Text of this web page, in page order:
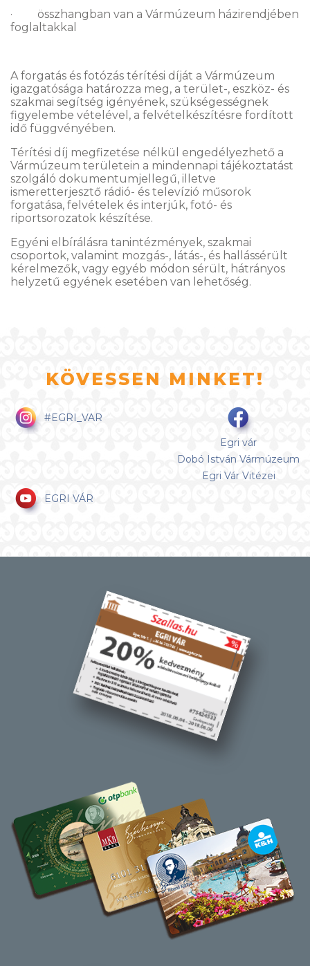
· összhangban van a Vármúzeum házirendjében
foglaltakkal
A forgatás és fotózás térítési díját a Vármúzeum
igazgatósága határozza meg, a terület-, eszköz- és
szakmai segítség igényének, szükségességnek
figyelembe vételével, a felvételkészítésre fordított
idő függvényében.
Térítési díj megfizetése nélkül engedélyezhető a
Vármúzeum területein a mindennapi tájékoztatást
szolgáló dokumentumjellegű, illetve
ismeretterjesztő rádió- és televízió műsorok
forgatása, felvételek és interjúk, fotó- és
riportsorozatok készítése.
Egyéni elbírálásra tanintézmények, szakmai
csoportok, valamint mozgás-, látás-, és hallássérült
kérelmezők, vagy egyéb módon sérült, hátrányos
helyzetű egyének esetében van lehetőség.
KÖVESSEN MINKET!
#EGRI_VAR
Egri vár
Dobó István Vármúzeum
Egri Vár Vitézei
EGRI VÁR